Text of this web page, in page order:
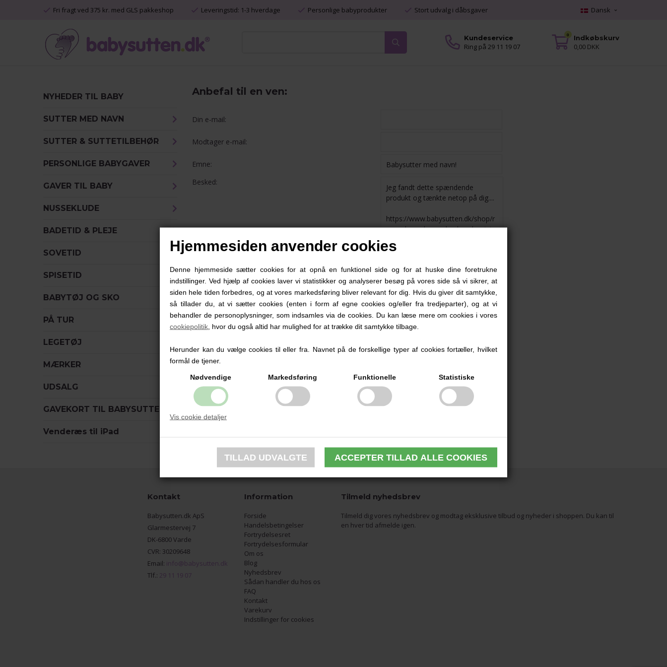
Hjemmesiden anvender cookies
Denne hjemmeside sætter cookies for at opnå en funktionel side og for at huske dine foretrukne
indstillinger. Ved hjælp af cookies laver vi statistikker og analyserer besøg på vores side så vi sikrer, at
siden hele tiden forbedres, og at vores markedsføring bliver relevant for dig. Hvis du giver dit samtykke,
så tillader du, at vi sætter cookies (enten i form af egne cookies og/eller fra tredjeparter), og at vi
behandler de personoplysninger, som indsamles via de cookies. Du kan læse mere om cookies i vores
cookiepolitik , hvor du også altid har mulighed for at trække dit samtykke tilbage.
Herunder kan du vælge cookies til eller fra. Navnet på de forskellige typer af cookies fortæller, hvilket
formål de tjener.
Nødvendige Markedsføring Funktionelle Statistiske
Vis cookie detaljer
Fri fragt ved 375 kr. med GLS pakkeshop Leveringstid: 1-3 hverdage Personlige babyprodukter Stort udvalg i dåbsgaver Dansk
Kundeservice
Ring på 29 11 19 07
Indkøbskurv
0,00 DKK
0
NYHEDER TIL BABY
SUTTER MED NAVN
SUTTER & SUTTETILBEHØR
PERSONLIGE BABYGAVER
GAVER TIL BABY
NUSSEKLUDE
BADETID & PLEJE
SOVETID
SPISETID
BABYTØJ OG SKO
PÅ TUR
LEGETØJ
MÆRKER
UDSALG
GAVEKORT TIL BABYSUTTEN
Venderæs til iPad
Anbefal til en ven:
Din e-mail:
Modtager e-mail:
Emne:
Besked:
Kontakt
Babysutten.dk ApS
Glarmestervej 7
DK-6800 Varde
CVR: 30209648
Email: info@babysutten.dk
Tlf.: 29 11 19 07
Information
Forside
Handelsbetingelser
Fortrydelsesret
Fortrydelsesformular
Om os
Blog
Nyhedsbrev
Sådan handler du hos os
FAQ
Kontakt
Varekurv
Indstillinger for cookies
Tilmeld nyhedsbrev
Tilmeld dig vores nyhedsbrev og modtag eksklusive tilbud og nyheder i shoppen. Du kan til
en hver tid afmelde igen.